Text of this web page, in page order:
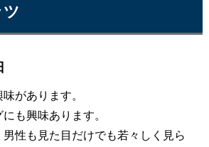
があります。
も興味あります。
性も見た目だけでも若々しく見ら